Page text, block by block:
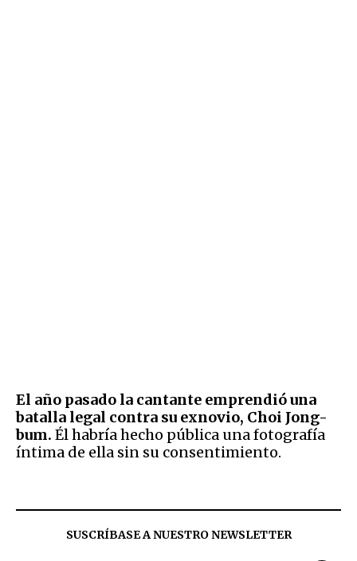
El año pasado la cantante emprendió una
batalla legal contra su exnovio, Choi Jong-
bum. Él habría hecho pública una fotografía
íntima de ella sin su consentimiento.
SUSCRÍBASE A NUESTRO NEWSLETTER